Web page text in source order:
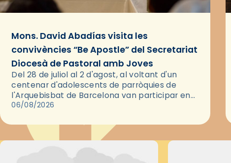
Mons. David Abadías visita les
convivències “Be Apostle” del Secretariat
Diocesà de Pastoral amb Joves
Del 28 de juliol al 2 d'agost, al voltant d'un
centenar d'adolescents de parròquies de
l'Arquebisbat de Barcelona van participar en
les convivències Be Apostle, organitzades pel
06/08/2026